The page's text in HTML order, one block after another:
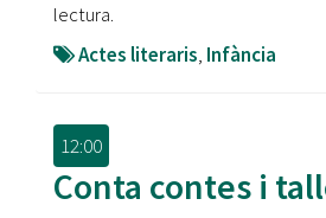
lectura.
Actes literaris, Infància
12:00
Conta contes i